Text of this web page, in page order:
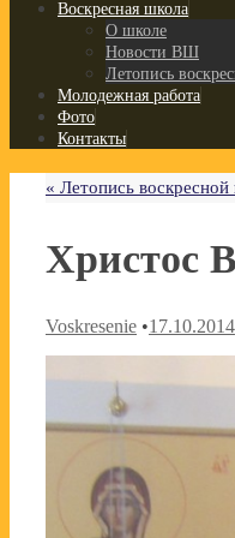
Воскресная школа
О школе
Новости ВШ
Летопись
Молодежная работа
Фото
Контакты
« Летопись
Христос
Voskresenie •17.10.2014